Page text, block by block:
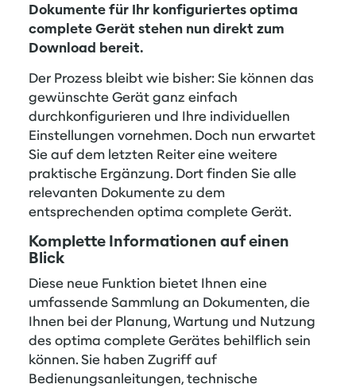
Dokumente für Ihr konfiguriertes optima
complete Gerät stehen nun direkt zum
Download bereit.
Der Prozess bleibt wie bisher: Sie können das
gewünschte Gerät ganz einfach
durchkonfigurieren und Ihre individuellen
Einstellungen vornehmen. Doch nun erwartet
Sie auf dem letzten Reiter eine weitere
praktische Ergänzung. Dort finden Sie alle
relevanten Dokumente zu dem
entsprechenden optima complete Gerät.
Komplette Informationen auf einen
Blick
Diese neue Funktion bietet Ihnen eine
umfassende Sammlung an Dokumenten, die
Ihnen bei der Planung, Wartung und Nutzung
des optima complete Gerätes behilflich sein
können. Sie haben Zugriff auf
Bedienungsanleitungen, technische